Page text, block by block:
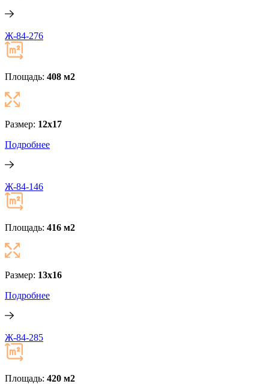
Ж-84-276
Площадь: 408 м2
Размер: 12x17
Подробнее
Ж-84-146
Площадь: 416 м2
Размер: 13x16
Подробнее
Ж-84-285
Площадь: 420 м2